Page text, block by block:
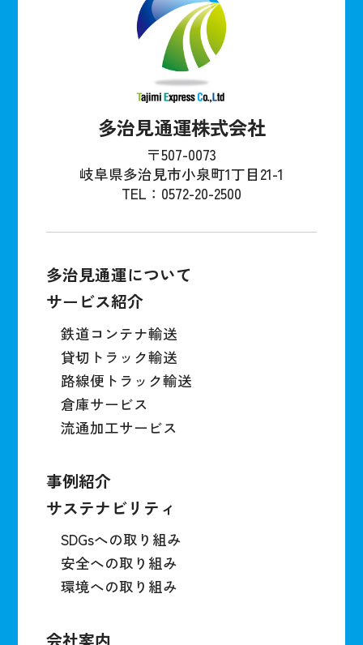
多治見通運株式会社
〒507-0073
岐阜県多治見市小泉町1丁目21-1
TEL：0572-20-2500
多治見通運について
サービス紹介
鉄道コンテナ輸送
貸切トラック輸送
路線便トラック輸送
倉庫サービス
流通加工サービス
事例紹介
サステナビリティ
SDGsへの取り組み
安全への取り組み
環境への取り組み
会社案内